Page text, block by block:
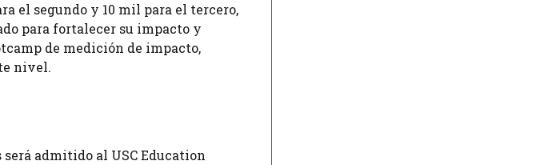
el segundo y 10 mil para el tercero,
para fortalecer su impacto y
de medición de impacto,
nivel.
admitido al USC Education